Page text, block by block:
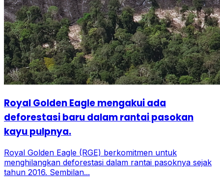
Royal Golden Eagle mengakui ada
deforestasi baru dalam rantai pasokan
kayu pulpnya.
Royal Golden Eagle (RGE) berkomitmen untuk
menghilangkan deforestasi dalam rantai pasoknya sejak
tahun 2016. Sembilan...